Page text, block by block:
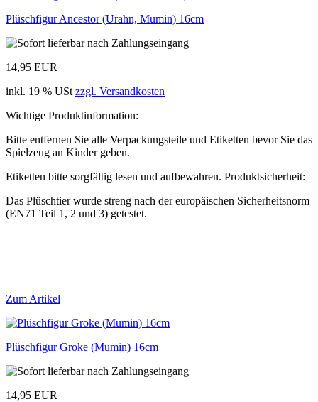
Plüschfigur Ancestor (Urahn, Mumin) 16cm
14,95 EUR
inkl. 19 % USt zzgl. Versandkosten
Wichtige Produktinformation:
Bitte entfernen Sie alle Verpackungsteile und Etiketten bevor Sie das
Spielzeug an Kinder geben.
Etiketten bitte sorgfältig lesen und aufbewahren. Produktsicherheit:
Das Plüschtier wurde streng nach der europäischen Sicherheitsnorm
(EN71 Teil 1, 2 und 3) getestet.
Zum Artikel
Plüschfigur Groke (Mumin) 16cm
14,95 EUR